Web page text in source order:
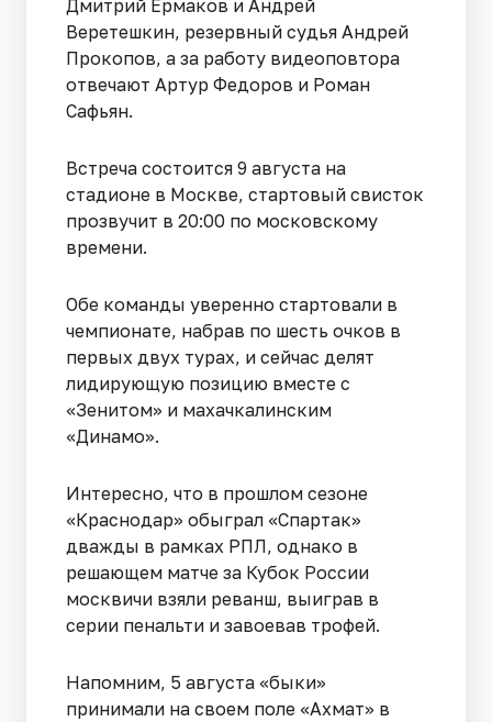
Дмитрий Ермаков и Андрей
Веретешкин, резервный судья Андрей
Прокопов, а за работу видеоповтора
отвечают Артур Федоров и Роман
Сафьян.
Встреча состоится 9 августа на
стадионе в Москве, стартовый свисток
прозвучит в 20:00 по московскому
времени.
Обе команды уверенно стартовали в
чемпионате, набрав по шесть очков в
первых двух турах, и сейчас делят
лидирующую позицию вместе с
«Зенитом» и махачкалинским
«Динамо».
Интересно, что в прошлом сезоне
«Краснодар» обыграл «Спартак»
дважды в рамках РПЛ, однако в
решающем матче за Кубок России
москвичи взяли реванш, выиграв в
серии пенальти и завоевав трофей.
Напомним, 5 августа «быки»
принимали на своем поле «Ахмат» в